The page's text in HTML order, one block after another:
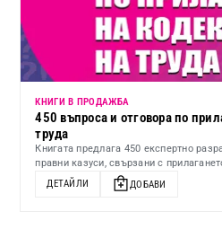
КНИГИ В ПРОДАЖБА
450 въпроса и отговора по
труда
Книгата предлага 450 експертно
правни казуси, свързани с
ДЕТАЙЛИ
ДОБАВИ